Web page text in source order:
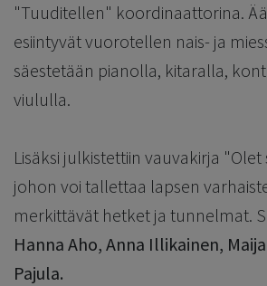
"Tuuditellen" koordinaattorina.
esiintyvät vuorotellen nais- ja
säestetään pianolla, kitaralla,
viululla.
Lisäksi julkistettiin vauvakirja "Olet
johon voi tallettaa lapsen
merkittävät hetket ja tunnelmat.
Hanna Aho, Anna Illikainen,
Pajula.